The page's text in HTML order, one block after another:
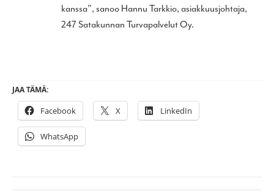
kanssa”, sanoo Hannu Tarkkio, asiakkuusjohtaja,
247 Satakunnan Turvapalvelut Oy.
JAA TÄMÄ:
Facebook X LinkedIn
WhatsApp